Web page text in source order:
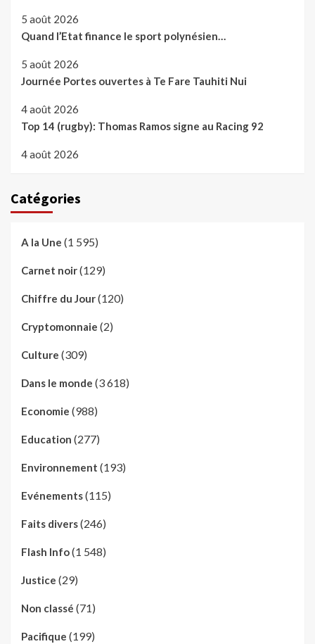
5 août 2026
Quand l’Etat finance le sport polynésien…
5 août 2026
Journée Portes ouvertes à Te Fare Tauhiti Nui
4 août 2026
Top 14 (rugby): Thomas Ramos signe au Racing 92
4 août 2026
Catégories
A la Une (1 595)
Carnet noir(129)
Chiffre du Jour(120)
Cryptomonnaie (2)
Culture (309)
Dans le monde (3 618)
Economie (988)
Education (277)
Environnement (193)
Evénements(115)
Faits divers(246)
Flash Info(1 548)
Justice (29)
Non classé (71)
Pacifique (199)